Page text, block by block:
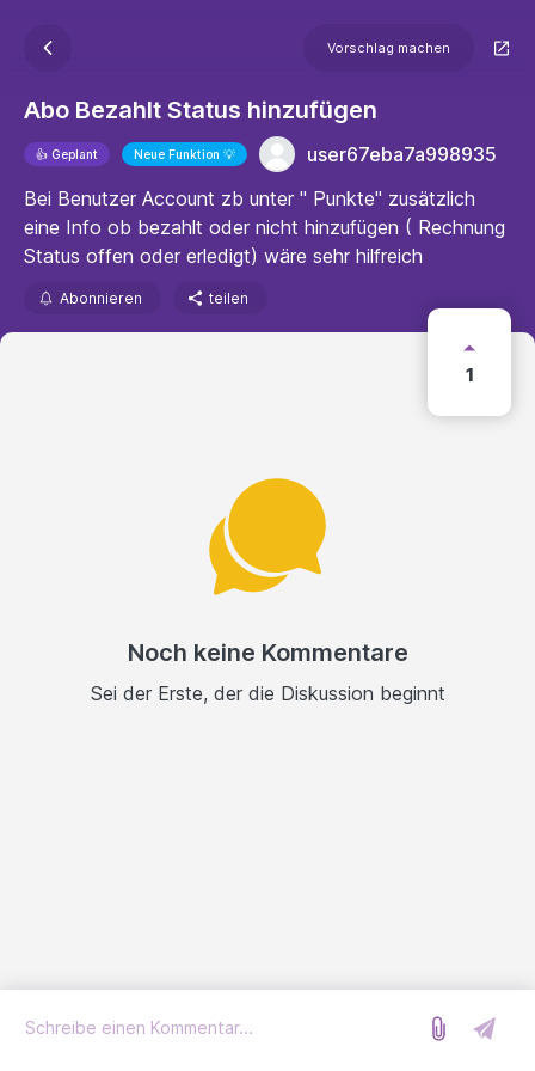
Vorschlag machen
Abo Bezahlt Status hinzufügen
👍 Geplant Neue Funktion 💡
user67eba7a998935
Bei Benutzer Account zb unter " Punkte" zusätzlich
eine Info ob bezahlt oder nicht hinzufügen ( Rechnung
Status offen oder erledigt) wäre sehr hilfreich
Abonnieren teilen
1
Noch keine Kommentare
Sei der Erste, der die Diskussion beginnt